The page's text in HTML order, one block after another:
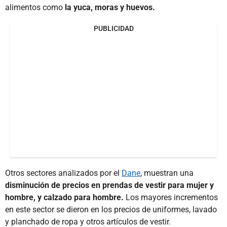
alimentos como la yuca, moras y huevos.
PUBLICIDAD
Otros sectores analizados por el Dane, muestran una
disminución de precios en prendas de vestir para mujer y
hombre, y calzado para hombre. Los mayores incrementos
en este sector se dieron en los precios de uniformes, lavado
y planchado de ropa y otros artículos de vestir.